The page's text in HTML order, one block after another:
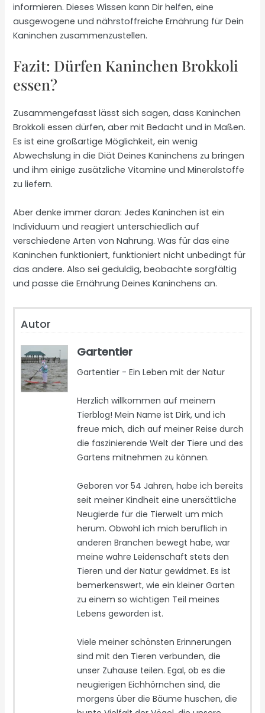
informieren. Dieses Wissen kann Dir helfen, eine
ausgewogene und nährstoffreiche Ernährung für Dein
Kaninchen zusammenzustellen.
Fazit: Dürfen Kaninchen Brokkoli
essen?
Zusammengefasst lässt sich sagen, dass Kaninchen
Brokkoli essen dürfen, aber mit Bedacht und in Maßen.
Es ist eine großartige Möglichkeit, ein wenig
Abwechslung in die Diät Deines Kaninchens zu bringen
und ihm einige zusätzliche Vitamine und Mineralstoffe
zu liefern.
Aber denke immer daran: Jedes Kaninchen ist ein
Individuum und reagiert unterschiedlich auf
verschiedene Arten von Nahrung. Was für das eine
Kaninchen funktioniert, funktioniert nicht unbedingt für
das andere. Also sei geduldig, beobachte sorgfältig
und passe die Ernährung Deines Kaninchens an.
Autor
Gartentier
Gartentier - Ein Leben mit der Natur
Herzlich willkommen auf meinem
Tierblog! Mein Name ist Dirk, und ich
freue mich, dich auf meiner Reise durch
die faszinierende Welt der Tiere und des
Gartens mitnehmen zu können.
Geboren vor 54 Jahren, habe ich bereits
seit meiner Kindheit eine unersättliche
Neugierde für die Tierwelt um mich
herum. Obwohl ich mich beruflich in
anderen Branchen bewegt habe, war
meine wahre Leidenschaft stets den
Tieren und der Natur gewidmet. Es ist
bemerkenswert, wie ein kleiner Garten
zu einem so wichtigen Teil meines
Lebens geworden ist.
Viele meiner schönsten Erinnerungen
sind mit den Tieren verbunden, die
unser Zuhause teilen. Egal, ob es die
neugierigen Eichhörnchen sind, die
morgens über die Bäume huschen, die